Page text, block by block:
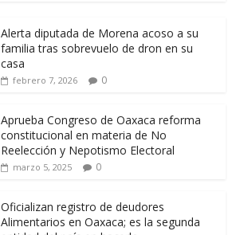
Alerta diputada de Morena acoso a su
familia tras sobrevuelo de dron en su
casa
febrero 7, 2026 0
Aprueba Congreso de Oaxaca reforma
constitucional en materia de No
Reelección y Nepotismo Electoral
marzo 5, 2025 0
Oficializan registro de deudores
Alimentarios en Oaxaca; es la segunda